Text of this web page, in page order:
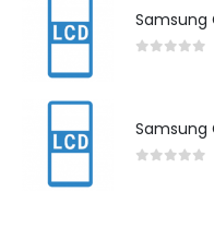
Samsung
Samsung